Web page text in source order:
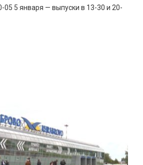
05 5 января — выпуски в 13-30 и 20-